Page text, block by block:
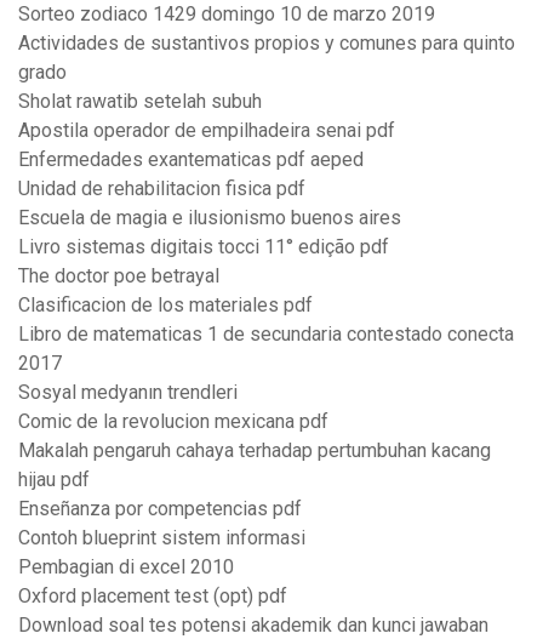
Sorteo zodiaco 1429 domingo 10 de marzo 2019
Actividades de sustantivos propios y comunes para quinto
grado
Sholat rawatib setelah subuh
Apostila operador de empilhadeira senai pdf
Enfermedades exantematicas pdf aeped
Unidad de rehabilitacion fisica pdf
Escuela de magia e ilusionismo buenos aires
Livro sistemas digitais tocci 11° edição pdf
The doctor poe betrayal
Clasificacion de los materiales pdf
Libro de matematicas 1 de secundaria contestado conecta
2017
Sosyal medyanın trendleri
Comic de la revolucion mexicana pdf
Makalah pengaruh cahaya terhadap pertumbuhan kacang
hijau pdf
Enseñanza por competencias pdf
Contoh blueprint sistem informasi
Pembagian di excel 2010
Oxford placement test (opt) pdf
Download soal tes potensi akademik dan kunci jawaban